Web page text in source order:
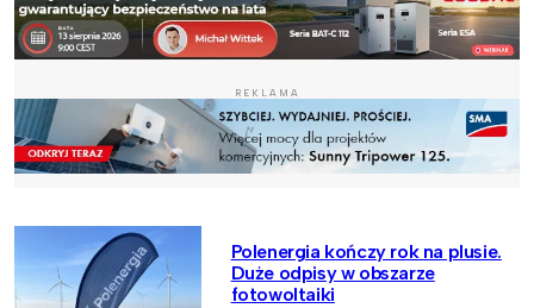
REKLAMA
Polenergia kończy rok na plusie.
Duże odpisy w obszarze
fotowoltaiki